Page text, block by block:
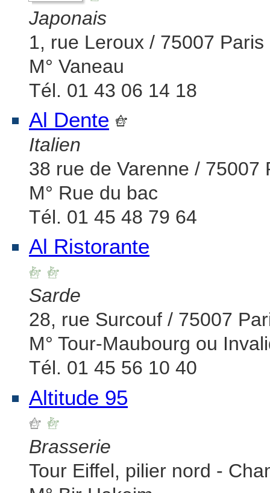
Japonais
1, rue Leroux / 75007 Paris
M° Vaneau
Tél. 01 43 06 14 18
Al Dente
Italien
38 rue de Varenne / 75007
M° Rue du bac
Tél. 01 45 48 79 64
Al Ristorante
Sarde
28, rue Surcouf / 75007
M° Tour-Maubourg ou
Tél. 01 45 56 10 40
Altitude 95
Brasserie
Tour Eiffel, pilier nord -